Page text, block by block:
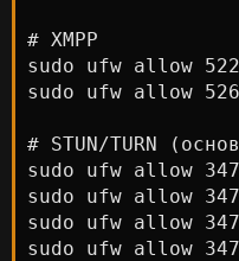
# XMPP
sudo ufw allow
sudo ufw allow
# STUN/TURN
sudo ufw allow
sudo ufw allow
sudo ufw allow
sudo ufw allow